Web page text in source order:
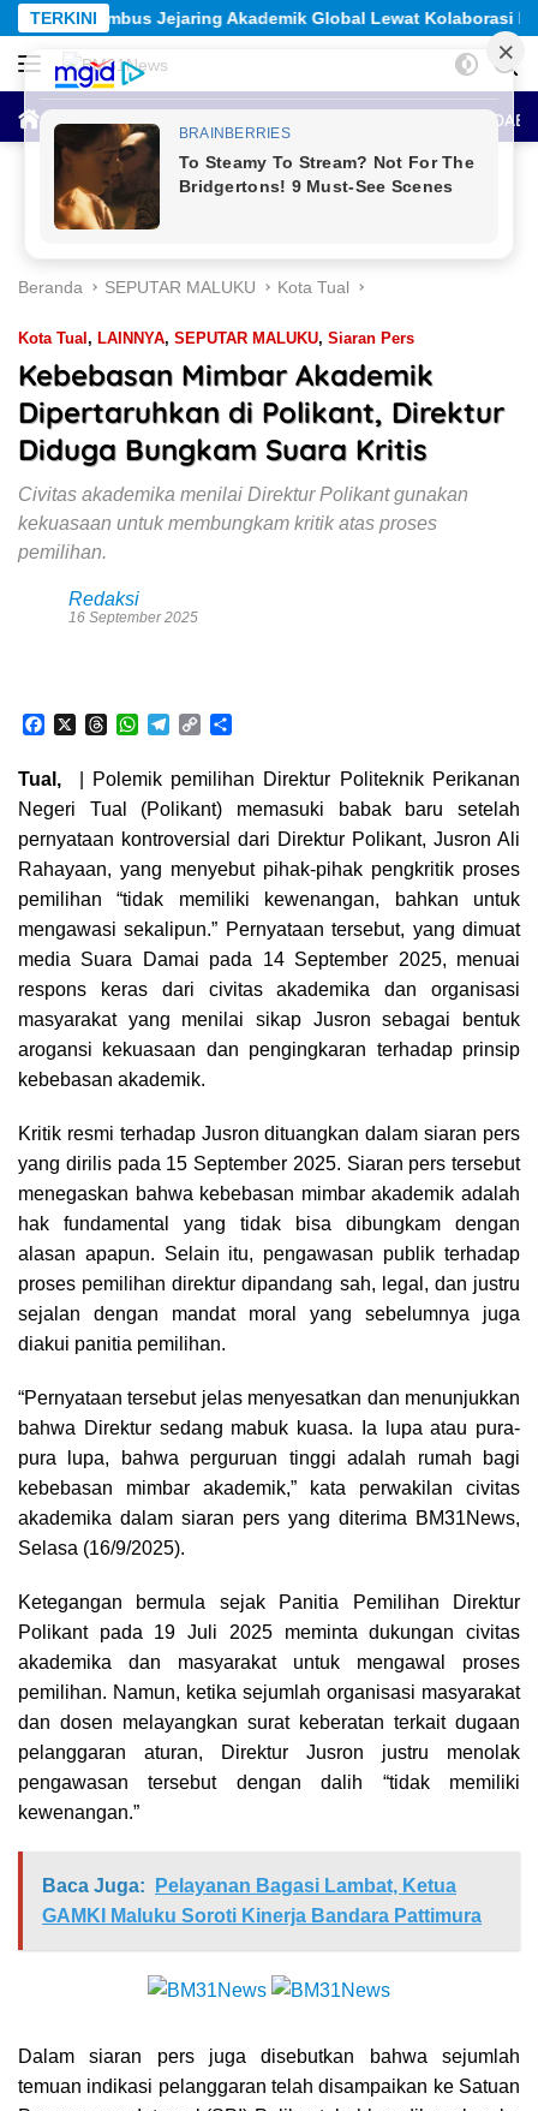
Langsung
ke
konten
TERKINIGlobal Lewat Kolaborasi Diaspora Indonesia
HOME BERITA UTAMA ANTAR
Beranda SEPUTAR MALUKU Kota Tual
Kota Tual , LAINNYA, SEPUTAR MALUKU, Siaran Pers
Kebebasan Mimbar Akademik
Dipertaruhkan di Polikant, Direktur
Diduga Bungkam Suara Kritis
Civitas akademika menilai Direktur Polikant gunakan
kekuasaan untuk membungkam kritik atas proses
pemilihan.
Redaksi
16 September 2025
c
e
b
o
k
e
a
d
W
t
s
A
p
e
g
r
m
C
p
y
L
i
k
r
e
Tual,
| Polemik pemilihan Direktur Politeknik Perikanan
Negeri Tual (Polikant) memasuki babak baru setelah
pernyataan kontroversial dari Direktur Polikant, Jusron Ali
Rahayaan, yang menyebut pihak-pihak pengkritik proses
pemilihan “tidak memiliki kewenangan, bahkan untuk
mengawasi sekalipun.” Pernyataan tersebut, yang dimuat
media Suara Damai pada 14 September 2025, menuai
respons keras dari civitas akademika dan organisasi
masyarakat yang menilai sikap Jusron sebagai bentuk
arogansi kekuasaan dan pengingkaran terhadap prinsip
kebebasan akademik.
Kritik resmi terhadap Jusron dituangkan dalam siaran pers
yang dirilis pada 15 September 2025. Siaran pers tersebut
menegaskan bahwa kebebasan mimbar akademik adalah
hak fundamental yang tidak bisa dibungkam dengan
alasan apapun. Selain itu, pengawasan publik terhadap
proses pemilihan direktur dipandang sah, legal, dan justru
sejalan dengan mandat moral yang sebelumnya juga
diakui panitia pemilihan.
“Pernyataan tersebut jelas menyesatkan dan menunjukkan
bahwa Direktur sedang mabuk kuasa. Ia lupa atau pura-
pura lupa, bahwa perguruan tinggi adalah rumah bagi
kebebasan mimbar akademik,” kata perwakilan civitas
akademika dalam siaran pers yang diterima BM31News,
Selasa (16/9/2025).
Ketegangan bermula sejak Panitia Pemilihan Direktur
Polikant pada 19 Juli 2025 meminta dukungan civitas
akademika dan masyarakat untuk mengawal proses
pemilihan. Namun, ketika sejumlah organisasi masyarakat
dan dosen melayangkan surat keberatan terkait dugaan
pelanggaran aturan, Direktur Jusron justru menolak
pengawasan tersebut dengan dalih “tidak memiliki
kewenangan.”
Baca Juga:
Pelayanan Bagasi Lambat, Ketua
GAMKI Maluku Soroti Kinerja Bandara Pattimura
Dalam siaran pers juga disebutkan bahwa sejumlah
temuan indikasi pelanggaran telah disampaikan ke Satuan